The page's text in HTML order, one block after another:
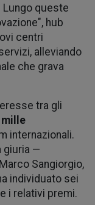
Lungo queste
hub
centri
alleviando
che grava
tra gli
internazionali.
giuria —
Sangiorgio,
individuato sei
i relativi premi.